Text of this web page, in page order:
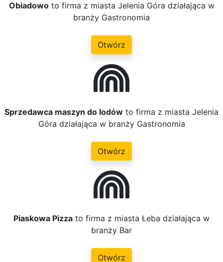
Obiadowoto firma z miasta Jelenia Góra działająca w
branży Gastronomia
Otwórz
Sprzedawca maszyn do lodów to firma z miasta Jelenia
Góra działająca w branży Gastronomia
Otwórz
Piaskowa Pizza to firma z miasta Łeba działająca w
branży Bar
Otwórz